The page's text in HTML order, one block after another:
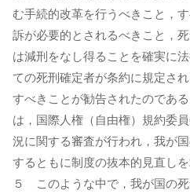
む手続的改革を行うべきこと，
訴が必要的とされるべきこと，
は減刑をなし得ることを確実に
ての死刑確定者が条約に規定さ
すべきことが勧告されたのであ
は，国際人権（自由権）規約委
況に関する審査が行われ，我が
するともに制度の抜本的見直し
５ このような中で，我が国の